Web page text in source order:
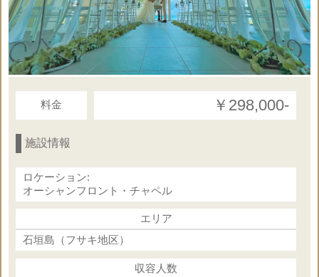
料金 ￥298,000‐
施設情報
ロケーション:
オーシャンフロント・チャペル
エリア
石垣島（フサキ地区）
収容人数